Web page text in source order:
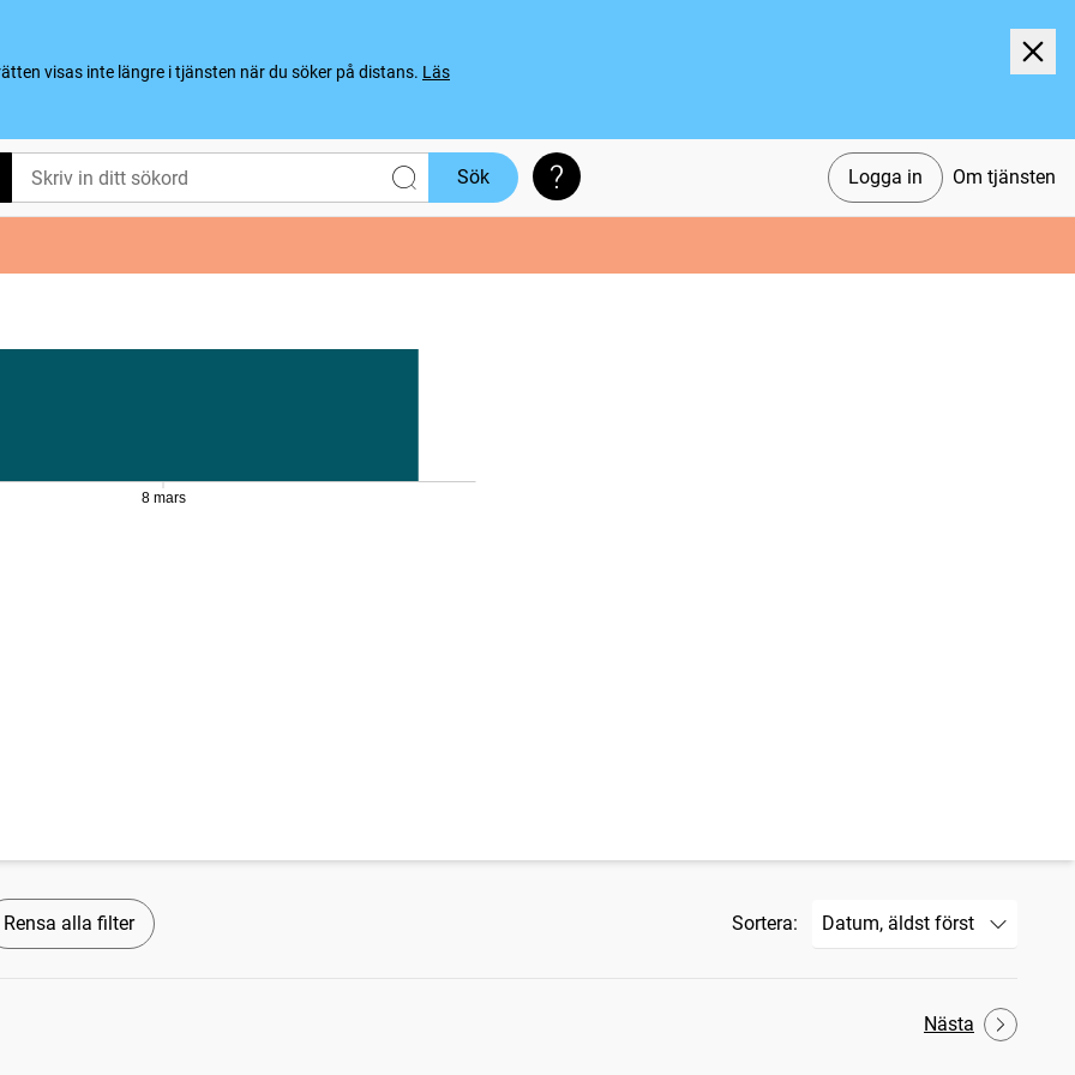
visas inte längre i tjänsten när du söker på distans. Läs
Logga in Om tjänsten
Sök Söktips
8 mars
Rensa alla filter Sortera:
Nästa